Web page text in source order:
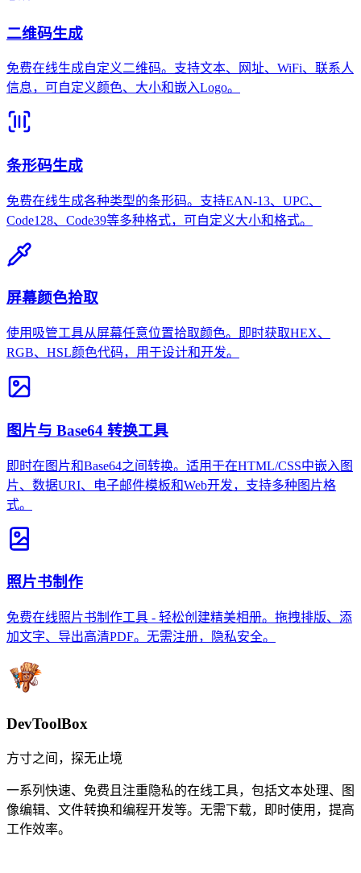
二维码生成
免费在线生成自定义二维码。支持文本、网址、WiFi、联系人
信息，可自定义颜色、大小和嵌入Logo。
条形码生成
免费在线生成各种类型的条形码。支持EAN-13、UPC、
Code128、Code39等多种格式，可自定义大小和格式。
屏幕颜色拾取
使用吸管工具从屏幕任意位置拾取颜色。即时获取HEX、
RGB、HSL颜色代码，用于设计和开发。
图片与 Base64 转换工具
即时在图片和Base64之间转换。适用于在HTML/CSS中嵌入图
片、数据URI、电子邮件模板和Web开发，支持多种图片格
式。
照片书制作
免费在线照片书制作工具 - 轻松创建精美相册。拖拽排版、添
加文字、导出高清PDF。无需注册，隐私安全。
DevToolBox
方寸之间，探无止境
一系列快速、免费且注重隐私的在线工具，包括文本处理、图
像编辑、文件转换和编程开发等。无需下载，即时使用，提高
工作效率。